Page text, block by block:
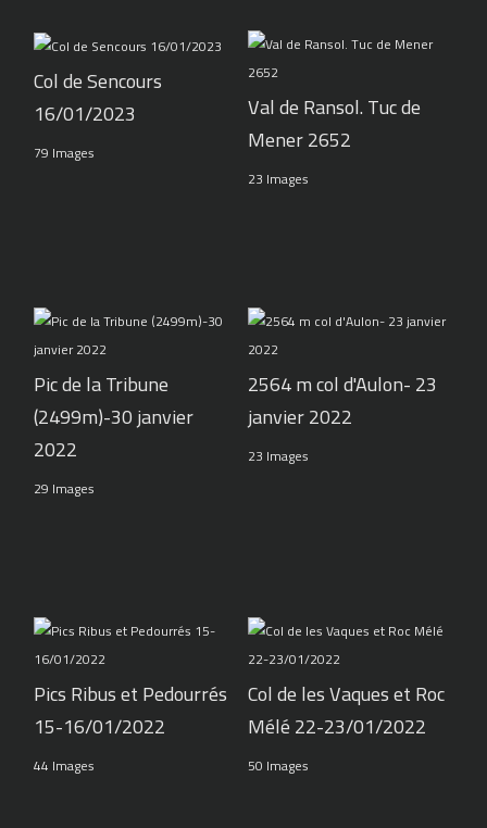
Col de Sencours
16/01/2023
79 Images
Val de Ransol. Tuc de
Mener 2652
23 Images
Pic de la Tribune
(2499m)-30 janvier
2022
29 Images
2564 m col d'Aulon- 23
janvier 2022
23 Images
Pics Ribus et Pedourrés
15-16/01/2022
44 Images
Col de les Vaques et Roc
Mélé 22-23/01/2022
50 Images